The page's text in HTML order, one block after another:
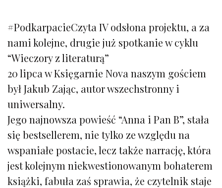
#PodkarpacieCzyta IV odsłona projektu, a za
nami kolejne, drugie już spotkanie w cyklu
“Wieczory z literaturą”
20 lipca w Księgarnie Nova naszym gościem
był Jakub Zając, autor wszechstronny i
uniwersalny.
Jego najnowsza powieść “Anna i Pan B”, stała
się bestsellerem, nie tylko ze względu na
wspaniałe postacie, lecz także narrację, która
jest kolejnym niekwestionowanym bohaterem
książki, fabuła zaś sprawia, że czytelnik staje